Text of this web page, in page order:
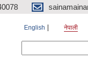
English नेपाली